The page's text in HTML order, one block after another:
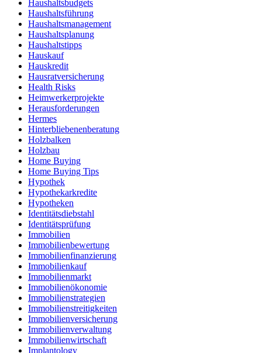
Haushaltsbudgets
Haushaltsführung
Haushaltsmanagement
Haushaltsplanung
Haushaltstipps
Hauskauf
Hauskredit
Hausratversicherung
Health Risks
Heimwerkerprojekte
Herausforderungen
Hermes
Hinterbliebenenberatung
Holzbalken
Holzbau
Home Buying
Home Buying Tips
Hypothek
Hypothekarkredite
Hypotheken
Identitätsdiebstahl
Identitätsprüfung
Immobilien
Immobilienbewertung
Immobilienfinanzierung
Immobilienkauf
Immobilienmarkt
Immobilienökonomie
Immobilienstrategien
Immobilienstreitigkeiten
Immobilienversicherung
Immobilienverwaltung
Immobilienwirtschaft
Implantology